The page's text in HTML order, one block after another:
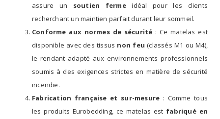
assure un soutien fermeidéal pour les clients
recherchant un maintien parfait durant leur sommeil.
Conforme aux normes de sécurité : Ce matelas est
disponible avec des tissus non feu (classés M1 ou M4),
le rendant adapté aux environnements professionnels
soumis à des exigences strictes en matière de sécurité
incendie.
Fabrication française et sur-mesure : Comme tous
les produits Eurobedding, ce matelas est fabriqué en